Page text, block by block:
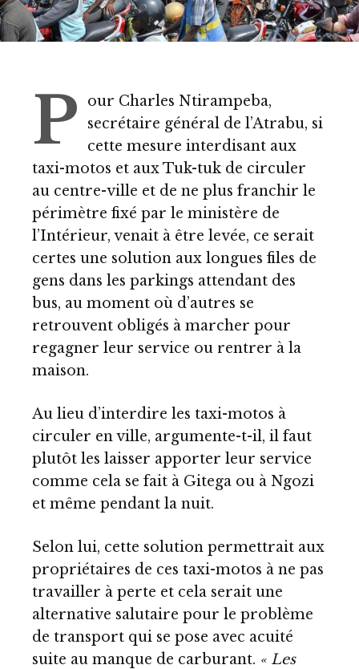
P
our Charles Ntirampeba,
secrétaire général de l’Atrabu, si
cette mesure interdisant aux
taxi-motos et aux Tuk-tuk de circuler
au centre-ville et de ne plus franchir le
périmètre fixé par le ministère de
l’Intérieur, venait à être levée, ce serait
certes une solution aux longues files de
gens dans les parkings attendant des
bus, au moment où d’autres se
retrouvent obligés à marcher pour
regagner leur service ou rentrer à la
maison.
Au lieu d’interdire les taxi-motos à
circuler en ville, argumente-t-il, il faut
plutôt les laisser apporter leur service
comme cela se fait à Gitega ou à Ngozi
et même pendant la nuit.
Selon lui, cette solution permettrait aux
propriétaires de ces taxi-motos à ne pas
travailler à perte et cela serait une
alternative salutaire pour le problème
de transport qui se pose avec acuité
suite au manque de carburant. « Les